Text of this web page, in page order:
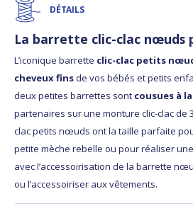
DÉTAILS
La barrette clic-clac nœuds
L’iconique barrette clic-clac petits
cheveux finsde vos bébés et petits
deux petites barrettes sont cousues à
partenaires sur une monture clic-clac de
clac petits nœuds ont la taille parfaite
petite mèche rebelle ou pour réaliser
avec l’accessoirisation de la barrette
ou l’accessoiriser aux vêtements.